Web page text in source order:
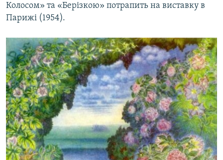
Колосом» та «Берізкою» потрапить на виставку в
Парижі (1954).